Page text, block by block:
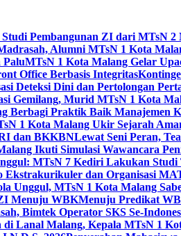
Pembangunan ZI dari MTsN 2
Alumni MTsN 1 Kota
PaluMTsN 1 Kota Malang Gelar
Office Berbasis Integritas
Deteksi Dini dan Pertolongan
Gemilang, Murid MTsN 1 Kota
Berbagi Praktik Baik Manajemen
1 Kota Malang Ukir Sejarah
dan BKKBNLewat Seni Peran,
Ikuti Simulasi Wawancara
MTsN 7 Kediri Lakukan
Ekstrakurikuler dan Organisasi
Unggul, MTsN 1 Kota Malang
Menuju WBKMenuju Predikat
Bimtek Operator SKS Se-
di Lanal Malang, Kepala MTsN 1